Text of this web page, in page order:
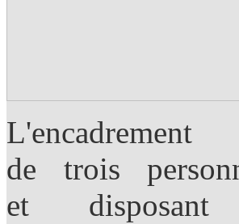
de trois
et disposant